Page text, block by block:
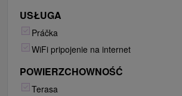
USŁUGA
Práčka
WiFi pripojenie na internet
POWIERZCHOWNOŚĆ
Terasa